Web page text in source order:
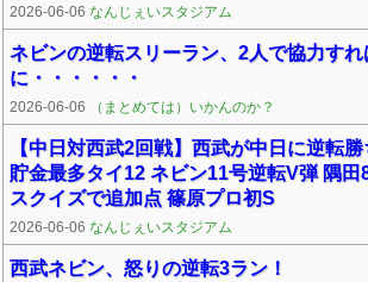
2026-06-06 なんじぇいスタジアム
ネビンの逆転スリーラン、2人で協力す
に・・・・・・
2026-06-06 （まとめては）いかんのか？
【中日対西武2回戦】西武が中日に逆転勝
貯金最多タイ12 ネビン11号逆転V弾 隅田
スクイズで追加点 篠原プロ初S
2026-06-06 なんじぇいスタジアム
西武ネビン、怒りの逆転3ラン！